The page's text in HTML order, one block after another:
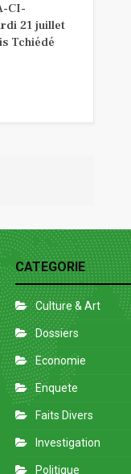
CI-
21 juillet
Tchiédé
CATEGORIE
Culture & Art
Dossiers
Economie
Enquete
Faits Divers
Investigation
Politique